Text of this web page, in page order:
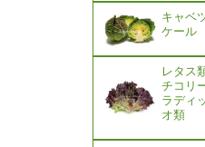
キャベ
ケール
レタス
チコリ
ラディ
オ類